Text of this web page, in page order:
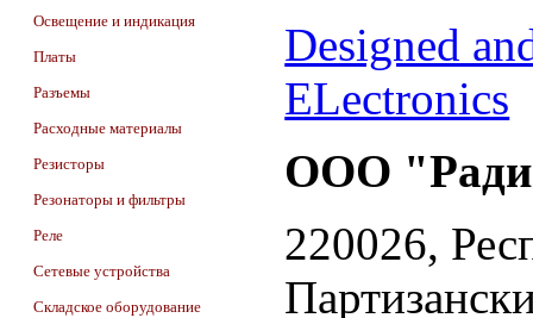
Освещение и индикация
Платы
Разъемы
Расходные материалы
Резисторы
Резонаторы и фильтры
Реле
Сетевые устройства
Складское оборудование
Designed
ELectronics
ООО
220026,